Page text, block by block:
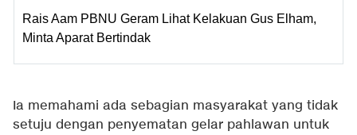
Rais Aam PBNU Geram Lihat Kelakuan Gus Elham,
Minta Aparat Bertindak
Ia memahami ada sebagian masyarakat yang tidak
setuju dengan penyematan gelar pahlawan untuk